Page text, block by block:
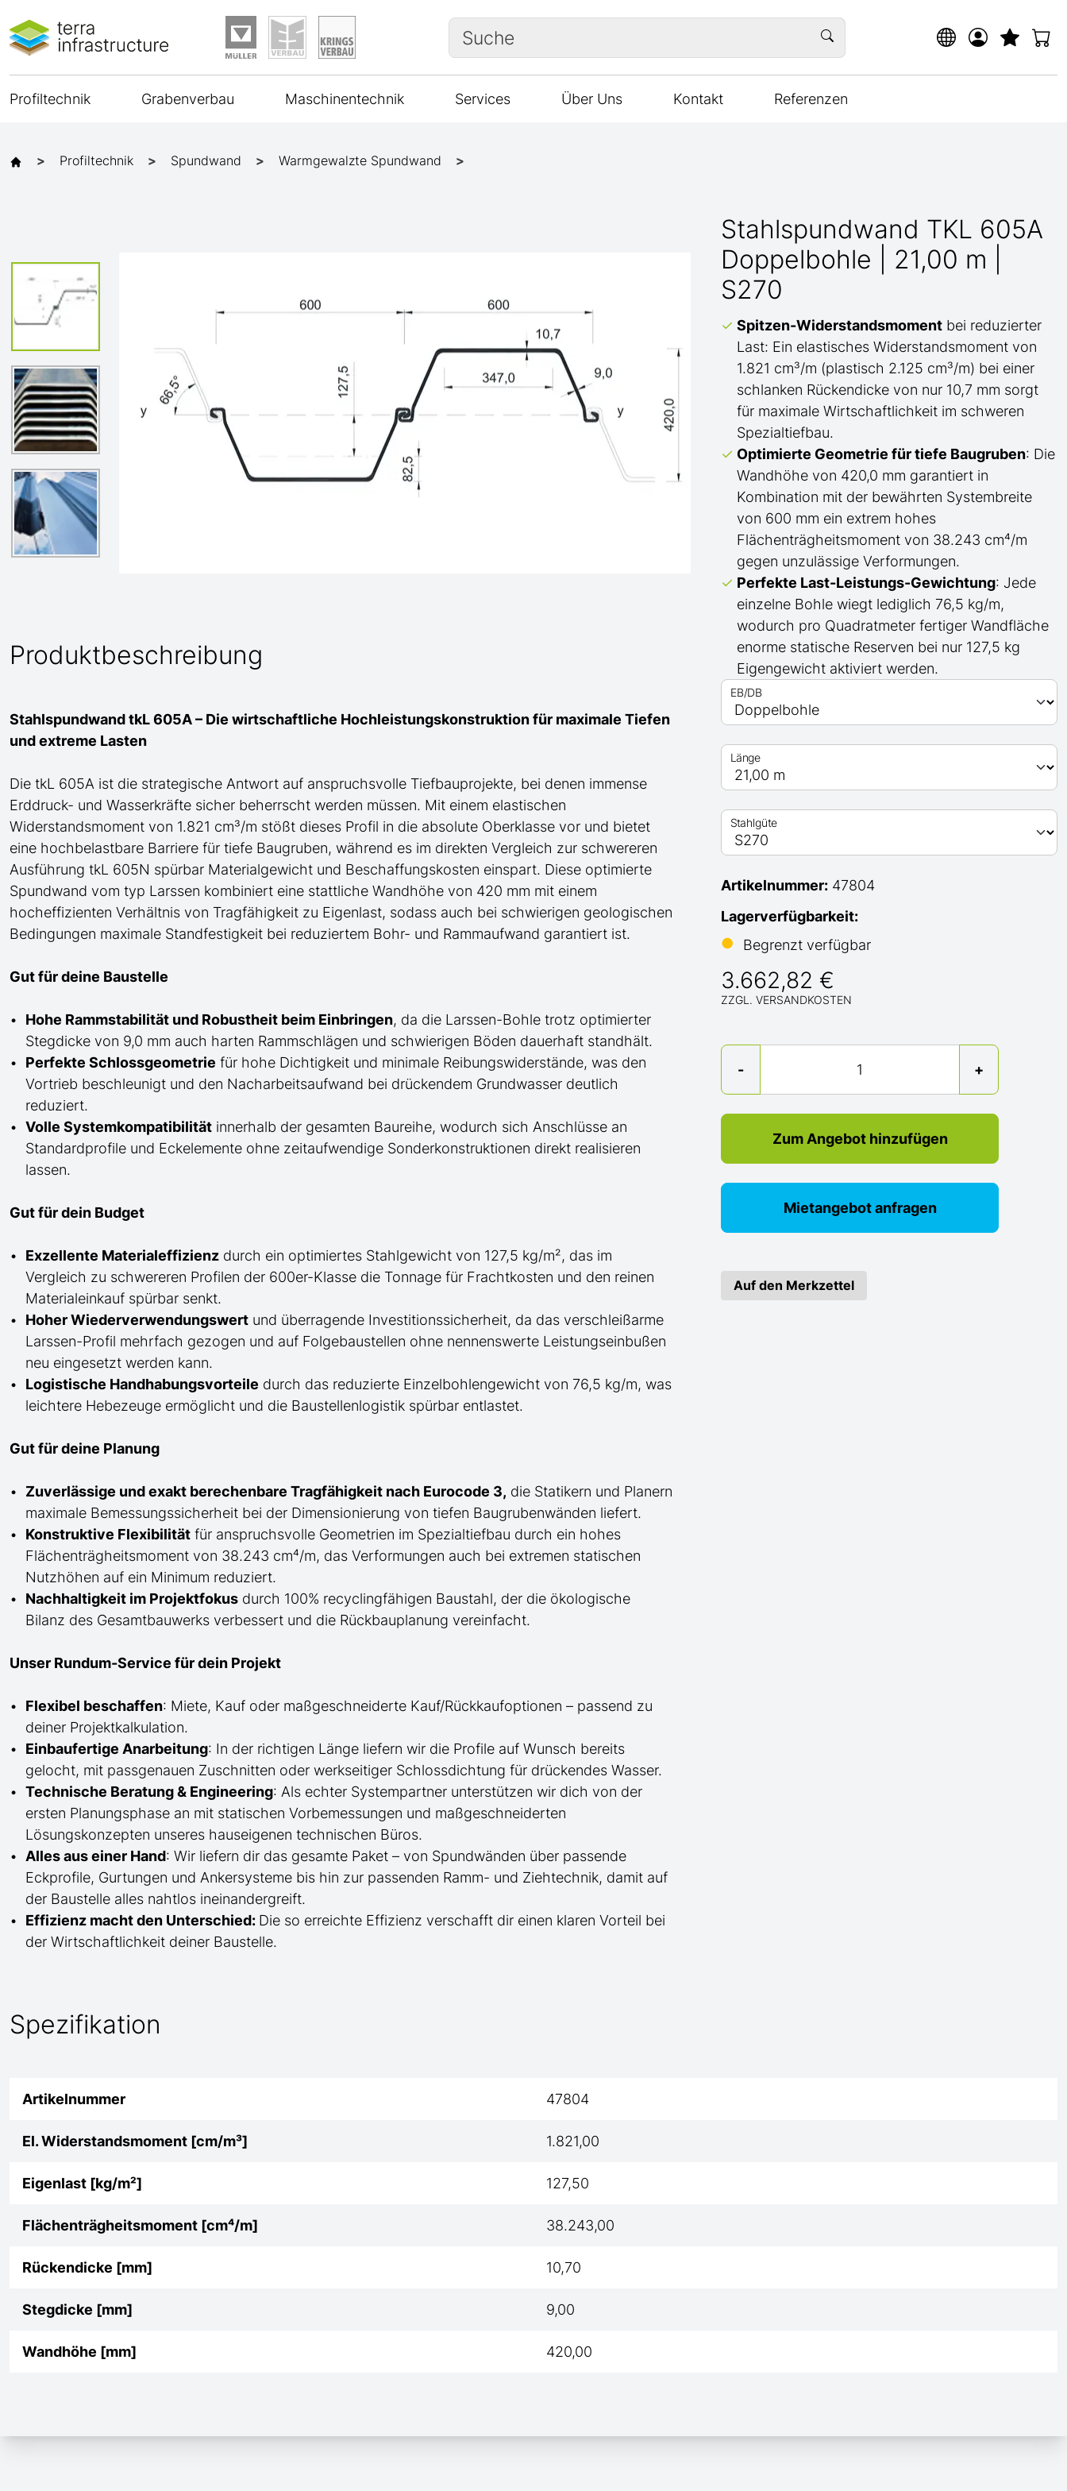
Suche
Profiltechnik Grabenverbau Maschinentechnik Services Über Uns Kontakt Referenzen
Profiltechnik Spundwand Warmgewalzte Spundwand
Produktbeschreibung
Stahlspundwand tkL 605A – Die wirtschaftliche Hochleistungskonstruktion für maximale Tiefen
und extreme Lasten
Die tkL 605A ist die strategische Antwort auf anspruchsvolle Tiefbauprojekte, bei denen immense
Erddruck- und Wasserkräfte sicher beherrscht werden müssen. Mit einem elastischen
Widerstandsmoment von 1.821 cm³/m stößt dieses Profil in die absolute Oberklasse vor und bietet
eine hochbelastbare Barriere für tiefe Baugruben, während es im direkten Vergleich zur schwereren
Ausführung tkL 605N spürbar Materialgewicht und Beschaffungskosten einspart. Diese optimierte
Spundwand vom typ Larssen kombiniert eine stattliche Wandhöhe von 420 mm mit einem
hocheffizienten Verhältnis von Tragfähigkeit zu Eigenlast, sodass auch bei schwierigen geologischen
Bedingungen maximale Standfestigkeit bei reduziertem Bohr- und Rammaufwand garantiert ist.
Gut für deine Baustelle
Hohe Rammstabilität und Robustheit beim Einbringen, da die Larssen-Bohle trotz optimierter
Stegdicke von 9,0 mm auch harten Rammschlägen und schwierigen Böden dauerhaft standhält.
Perfekte Schlossgeometrie für hohe Dichtigkeit und minimale Reibungswiderstände, was den
Vortrieb beschleunigt und den Nacharbeitsaufwand bei drückendem Grundwasser deutlich
reduziert.
Volle Systemkompatibilität innerhalb der gesamten Baureihe, wodurch sich Anschlüsse an
Standardprofile und Eckelemente ohne zeitaufwendige Sonderkonstruktionen direkt realisieren
lassen.
Gut für dein Budget
Exzellente Materialeffizienz durch ein optimiertes Stahlgewicht von 127,5 kg/m², das im
Vergleich zu schwereren Profilen der 600er-Klasse die Tonnage für Frachtkosten und den reinen
Materialeinkauf spürbar senkt.
Hoher Wiederverwendungswert und überragende Investitionssicherheit, da das verschleißarme
Larssen-Profil mehrfach gezogen und auf Folgebaustellen ohne nennenswerte Leistungseinbußen
neu eingesetzt werden kann.
Logistische Handhabungsvorteile durch das reduzierte Einzelbohlengewicht von 76,5 kg/m, was
leichtere Hebezeuge ermöglicht und die Baustellenlogistik spürbar entlastet.
Gut für deine Planung
Zuverlässige und exakt berechenbare Tragfähigkeit nach Eurocode 3, die Statikern und Planern
maximale Bemessungssicherheit bei der Dimensionierung von tiefen Baugrubenwänden liefert.
Konstruktive Flexibilität für anspruchsvolle Geometrien im Spezialtiefbau durch ein hohes
Flächenträgheitsmoment von 38.243 cm⁴/m, das Verformungen auch bei extremen statischen
Nutzhöhen auf ein Minimum reduziert.
Nachhaltigkeit im Projektfokus durch 100% recyclingfähigen Baustahl, der die ökologische
Bilanz des Gesamtbauwerks verbessert und die Rückbauplanung vereinfacht.
Unser Rundum-Service für dein Projekt
Flexibel beschaffen: Miete, Kauf oder maßgeschneiderte Kauf/Rückkaufoptionen – passend zu
deiner Projektkalkulation.
Einbaufertige Anarbeitung: In der richtigen Länge liefern wir die Profile auf Wunsch bereits
gelocht, mit passgenauen Zuschnitten oder werkseitiger Schlossdichtung für drückendes Wasser.
Technische Beratung & Engineering: Als echter Systempartner unterstützen wir dich von der
ersten Planungsphase an mit statischen Vorbemessungen und maßgeschneiderten
Lösungskonzepten unseres hauseigenen technischen Büros.
Alles aus einer Hand: Wir liefern dir das gesamte Paket – von Spundwänden über passende
Eckprofile, Gurtungen und Ankersysteme bis hin zur passenden Ramm- und Ziehtechnik, damit auf
der Baustelle alles nahtlos ineinandergreift.
Effizienz macht den Unterschied: Die so erreichte Effizienz verschafft dir einen klaren Vorteil bei
der Wirtschaftlichkeit deiner Baustelle.
Stahlspundwand TKL 605A
Doppelbohle | 21,00 m |
S270
Spitzen-Widerstandsmoment bei reduzierter
Last: Ein elastisches Widerstandsmoment von
1.821 cm³/m (plastisch 2.125 cm³/m) bei einer
schlanken Rückendicke von nur 10,7 mm sorgt
für maximale Wirtschaftlichkeit im schweren
Spezialtiefbau.
Optimierte Geometrie für tiefe Baugruben: Die
Wandhöhe von 420,0 mm garantiert in
Kombination mit der bewährten Systembreite
von 600 mm ein extrem hohes
Flächenträgheitsmoment von 38.243 cm⁴/m
gegen unzulässige Verformungen.
Perfekte Last-Leistungs-Gewichtung: Jede
einzelne Bohle wiegt lediglich 76,5 kg/m,
wodurch pro Quadratmeter fertiger Wandfläche
enorme statische Reserven bei nur 127,5 kg
Eigengewicht aktiviert werden.
EB/DB
Länge
Stahlgüte
Artikelnummer: 47804
Lagerverfügbarkeit:
●
Begrenzt verfügbar
3.662,82 €
ZZGL. VERSANDKOSTEN
-
Menge
+
Zum Angebot hinzufügen
Mietangebot anfragen
Auf den Merkzettel
Spezifikation
Artikelnummer 47804
El. Widerstandsmoment [cm/m³] 1.821,00
Eigenlast [kg/m²] 127,50
Flächenträgheitsmoment [cm⁴/m] 38.243,00
Rückendicke [mm] 10,70
Stegdicke [mm] 9,00
Wandhöhe [mm] 420,00